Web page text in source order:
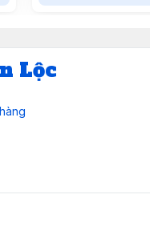
Lộc